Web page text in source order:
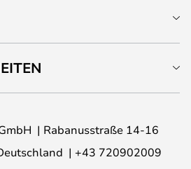
Rabanusstraße 14-16
+43 720902009